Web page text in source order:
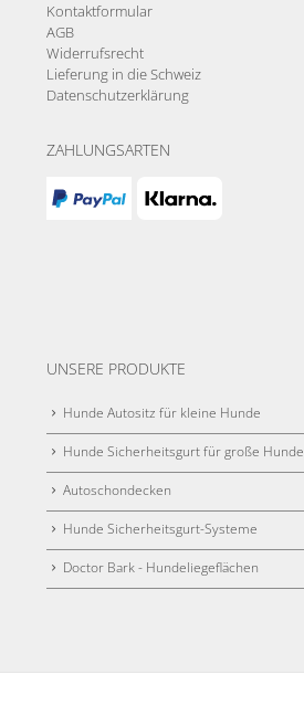
Kontaktformular
AGB
Widerrufsrecht
Lieferung in die Schweiz
Datenschutzerklärung
ZAHLUNGSARTEN
UNSERE PRODUKTE
Hunde Autositz für kleine Hunde
Hunde Sicherheitsgurt für große Hunde
Autoschondecken
Hunde Sicherheitsgurt-Systeme
Doctor Bark - Hundeliegeflächen